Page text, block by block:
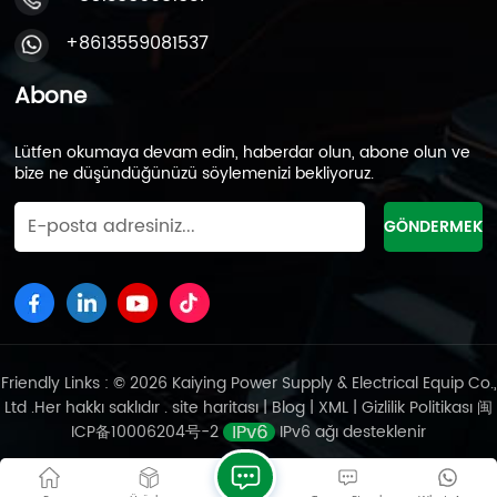
ve kirlilik kontrolüne ilişkin daha sıkı düzenlemeler,
endüstri konsolidasyonunu hızlandırıyor. KOBİ'ler
pazardan çekilirken, önde gelen işletmeler
otomasyon yoluyla verimliliği artırıyor (örneğin, birincil
açıyor. Trump'ın tarife politikaları, Çin'in kurşun-asit
akü endüstrisi için kısa vadeli zorlukları yoğunlaştırdı.
Ancak, dayanıklı iç talep, politika desteği ve teknolojik
yükseltmeler dönüşüm için fırsatlar sunuyor.
Gelecekteki rekabet, endüstri yeniden yapılanması
ortasında hakimiyetlerini sağlamlaştırmaya hazır lider
oyuncularla birlikte inovasyon ve küreselleşmiş
+8613559081537
Abone
Lütfen okumaya devam edin, haberdar olun, abone olun ve
bize ne düşündüğünüzü söylemenizi bekliyoruz.
Friendly Links : © 2026 Kaiying Power Supply & Electrical Equip Co.,
Ltd .Her hakkı saklıdır .site haritası|Blog | XML | Gizlilik Politikası 闽
ICP备10006204号-2
IPv6 ağı desteklenir